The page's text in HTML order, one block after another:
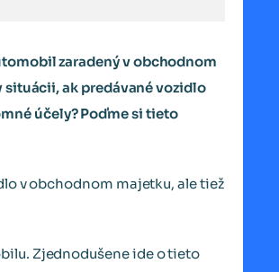
zaradený v obchodnom
situácii, ak predávané vozidlo
účely? Poďme si tieto
v obchodnom majetku, ale tiež
Zjednodušene ide o tieto